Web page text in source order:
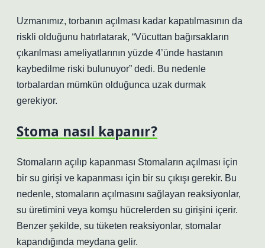
Uzmanımız, torbanın açılması kadar kapatılmasının da
riskli olduğunu hatırlatarak, “Vücuttan bağırsakların
çıkarılması ameliyatlarının yüzde 4’ünde hastanın
kaybedilme riski bulunuyor” dedi. Bu nedenle
torbalardan mümkün olduğunca uzak durmak
gerekiyor.
Stoma nasıl kapanır?
Stomaların açılıp kapanması Stomaların açılması için
bir su girişi ve kapanması için bir su çıkışı gerekir. Bu
nedenle, stomaların açılmasını sağlayan reaksiyonlar,
su üretimini veya komşu hücrelerden su girişini içerir.
Benzer şekilde, su tüketen reaksiyonlar, stomalar
kapandığında meydana gelir.